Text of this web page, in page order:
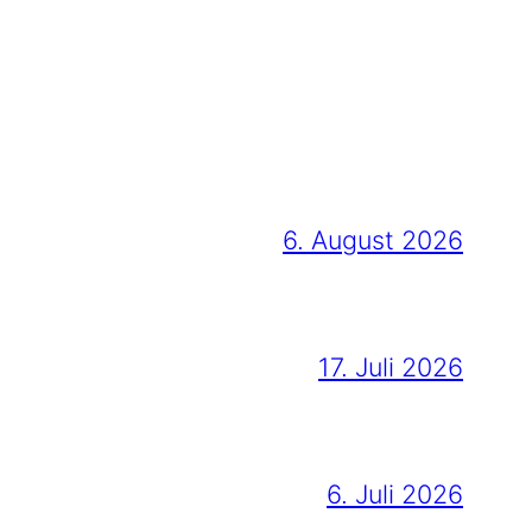
6. August 2026
17. Juli 2026
6. Juli 2026